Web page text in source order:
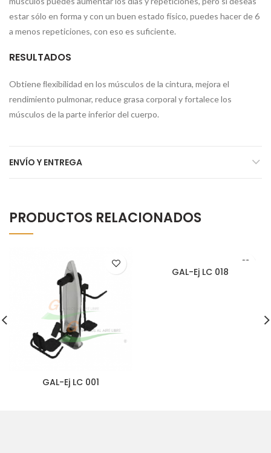
estar sólo en forma y con un buen estado físico, puedes hacer de 6
a menos repeticiones, con eso es suficiente.
RESULTADOS
Obtiene ﬂexibilidad en los músculos de la cintura, mejora el
rendimiento pulmonar, reduce grasa corporal y fortalece los
músculos de la parte inferior del cuerpo.
ENVÍO Y ENTREGA
PRODUCTOS RELACIONADOS
GAL-Ej LC 001
GAL-Ej LC 018